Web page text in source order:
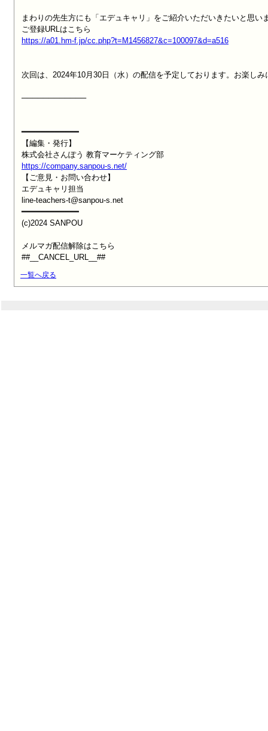
まわりの先生方にも「エデュキャリ」をご紹介いただいきたいと思
https://a01.hm-f.jp/cc.php?t=M1456827&c=100097&d=a516
次回は、2024年10月30日（水）の配信を予定しております。お楽しみ
────────────
━━━━━━━━━━━━
【編集・発行】
https://company.sanpou-s.net/
【ご意見・お問い合わせ】
エデュキャリ担当
line-teachers-t@sanpou-s.net
━━━━━━━━━━━━
(c)2024 SANPOU
メルマガ配信解除はこちら
##__CANCEL_URL__##
一覧へ戻る